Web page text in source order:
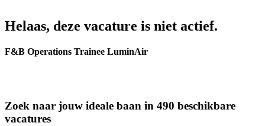
Helaas, deze vacature is niet actief.
F&B Operations Trainee LuminAir
Zoek naar jouw ideale baan in 490 beschikbare
vacatures